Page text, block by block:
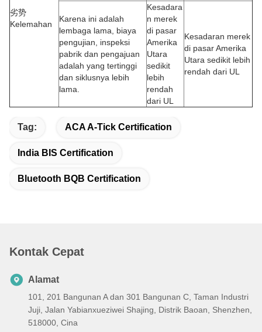
劣势
Kelemahan
Karena ini adalah
lembaga lama, biaya
pengujian, inspeksi
pabrik dan pengajuan
adalah yang tertinggi
dan siklusnya lebih
lama.
Kesadara
n merek
di pasar
Amerika
Utara
sedikit
lebih
rendah
dari UL
Kesadaran merek
di pasar Amerika
Utara sedikit lebih
rendah dari UL
Tag: ACA A-Tick Certification
India BIS Certification
Bluetooth BQB Certification
Kontak Cepat
Alamat
101, 201 Bangunan A dan 301 Bangunan C, Taman Industri
Juji, Jalan Yabianxueziwei Shajing, Distrik Baoan, Shenzhen,
518000, Cina